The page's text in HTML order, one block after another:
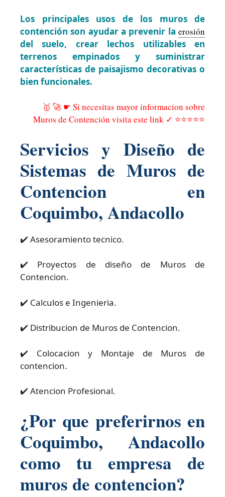
Los principales usos de los muros de
contención son ayudar a prevenir la erosión
del suelo, crear lechos utilizables en
terrenos empinados y suministrar
características de paisajismo decorativas o
bien funcionales.
🥇 🚀 ☛ Si necesitas mayor informacion sobre
Muros de Contención visita este link ✓ ⭐⭐⭐⭐⭐
Servicios y Diseño de
Sistemas de Muros de
Contencion en
Coquimbo, Andacollo
✔️ Asesoramiento tecnico.
✔️ Proyectos de diseño de Muros de
Contencion.
✔️ Calculos e Ingenieria.
✔️ Distribucion de Muros de Contencion.
✔️ Colocacion y Montaje de Muros de
contencion.
✔️ Atencion Profesional.
¿Por que preferirnos en
Coquimbo, Andacollo
como tu empresa de
muros de contencion?